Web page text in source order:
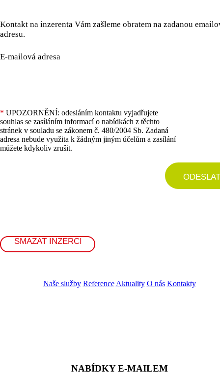
Kontakt na inzerenta Vám zašleme obratem na zadanou
adresu.
E-mailová adresa
* UPOZORNĚNÍ: odesláním kontaktu vyjadřujete
souhlas se zasíláním informací o nabídkách z těchto
stránek v souladu se zákonem č. 480/2004 Sb. Zadaná
adresa nebude využita k žádným jiným účelům a zasílání
můžete kdykoliv zrušit.
ODESLAT
SMAZAT INZERCI
Naše služby Reference Aktuality O nás Kontakty
NABÍDKY E-MAILEM